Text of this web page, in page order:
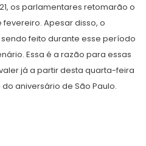
os parlamentares retomarão o
fevereiro. Apesar disso, o
feito durante esse período
Essa é a razão para essas
já a partir desta quarta-feira
aniversário de São Paulo.